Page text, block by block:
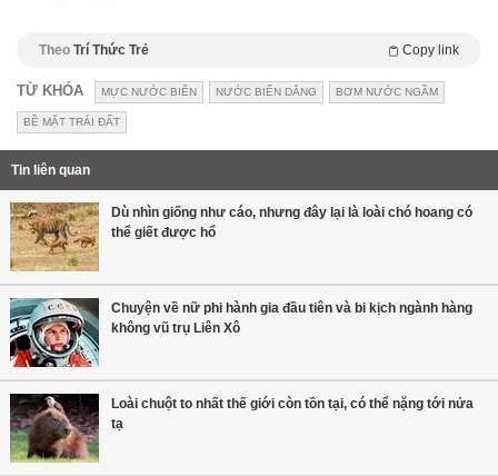
Theo Trí Thức Trẻ Copy link
TỪ KHÓA MỰC NƯỚC BIỂN NƯỚC BIỂN DÂNG BƠM NƯỚC NGẦM
BỀ MẶT TRÁI ĐẤT
Tin liên quan
Dù nhìn giống như cáo, nhưng đây lại là loài chó hoang có
thể giết được hổ
Chuyện về nữ phi hành gia đầu tiên và bi kịch ngành hàng
không vũ trụ Liên Xô
Loài chuột to nhất thế giới còn tồn tại, có thể nặng tới nửa
tạ